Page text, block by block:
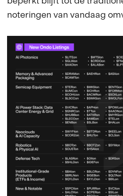
noteringen van vandaag